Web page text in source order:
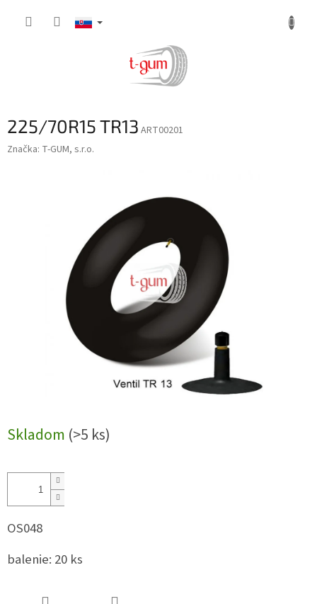
225/70R15 TR13 ART00201
Značka: T-GUM, s.r.o.
Skladom (>5 ks)
OS048
balenie: 20 ks